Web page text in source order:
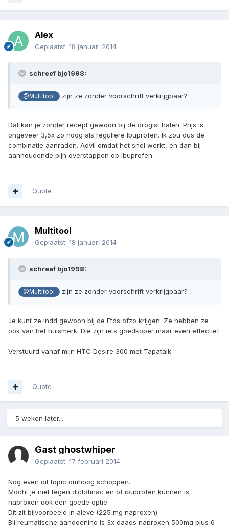
Alex
Geplaatst: 18 januari 2014
schreef bjo1998:
@Multitool zijn ze zonder voorschrift verkrijgbaar?
Dat kan je zonder recept gewoon bij de drogist halen. Prijs is
ongeveer 3,5x zo hoog als reguliere Ibuprofen. Ik zou dus de
combinatie aanraden. Advil omdat het snel werkt, en dan bij
aanhoudende pijn overstappen op Ibuprofen.
Quote
Multitool
Geplaatst: 18 januari 2014
schreef bjo1998:
@Multitool zijn ze zonder voorschrift verkrijgbaar?
Je kunt ze indd gewoon bij de Etos ofzo krijgen. Ze hebben ze
ook van het huismerk. Die zijn iets goedkoper maar even effectief
Verstuurd vanaf mijn HTC Desire 300 met Tapatalk
Quote
5 weken later...
Gast ghostwhiper
Geplaatst: 17 februari 2014
Nog even dit topic omhoog schoppen.
Mocht je niet tegen diclofinac en of ibuprofen kunnen is
naproxen ook een goede optie.
Dit zit bijvoorbeeld in aleve (225 mg naproxen)
Bij reumatische aandoening is 3x daags naproxen 500mg plus 6